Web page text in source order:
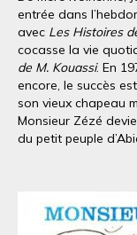
entrée dans
avec Les Histoires
cocasse la vie
de M. Kouassi. En
encore, le succès
son vieux chapeau
Monsieur Zézé
du petit peuple